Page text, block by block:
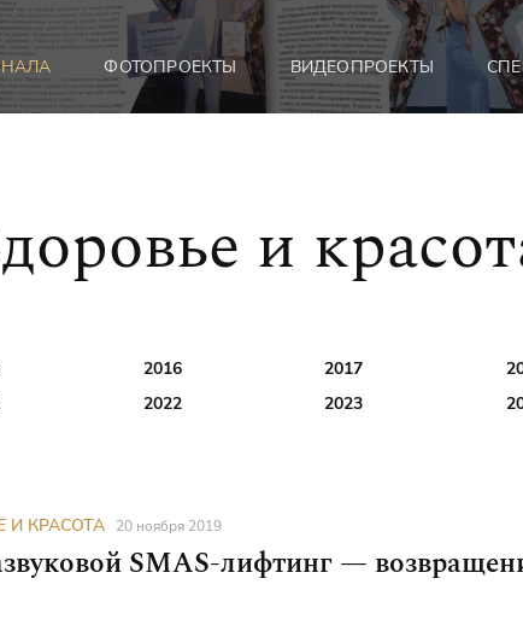
ФОТОПРОЕКТЫ ВИДЕОПРОЕКТЫ
и
2016 2017
2022 2023
И КРАСОТА 20 ноября 2019
SMAS-лифтинг —